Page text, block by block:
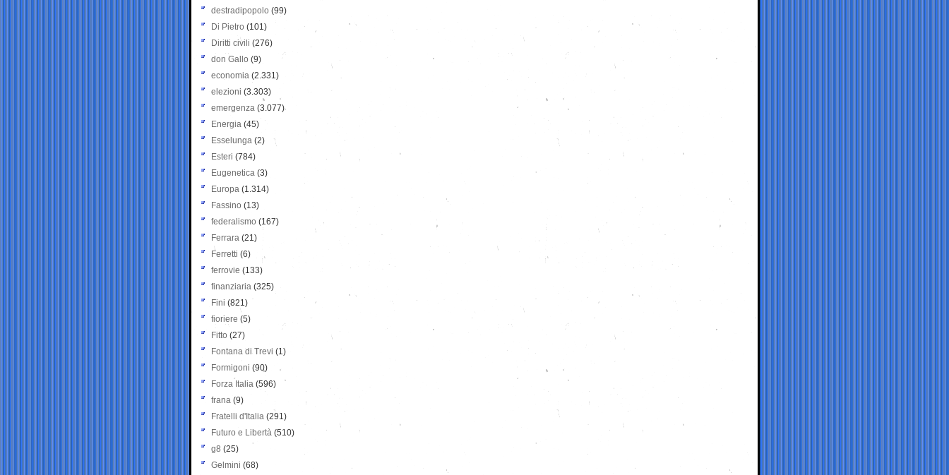
destradipopolo (99)
Di Pietro (101)
Diritti civili (276)
don Gallo (9)
economia (2.331)
elezioni (3.303)
emergenza (3.077)
Energia (45)
Esselunga (2)
Esteri (784)
Eugenetica (3)
Europa (1.314)
Fassino (13)
federalismo (167)
Ferrara (21)
Ferretti (6)
ferrovie (133)
finanziaria (325)
Fini (821)
fioriere (5)
Fitto (27)
Fontana di Trevi (1)
Formigoni (90)
Forza Italia (596)
frana (9)
Fratelli d'Italia (291)
Futuro e Libertà (510)
g8 (25)
Gelmini (68)